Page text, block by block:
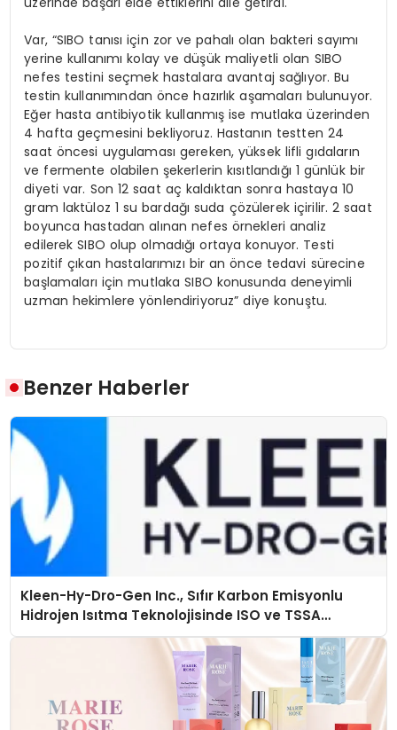
Var, “SIBO tanısı için zor ve pahalı olan bakteri sayımı
yerine kullanımı kolay ve düşük maliyetli olan SIBO
nefes testini seçmek hastalara avantaj sağlıyor. Bu
testin kullanımından önce hazırlık aşamaları bulunuyor.
Eğer hasta antibiyotik kullanmış ise mutlaka üzerinden
4 hafta geçmesini bekliyoruz. Hastanın testten 24
saat öncesi uygulaması gereken, yüksek lifli gıdaların
ve fermente olabilen şekerlerin kısıtlandığı 1 günlük bir
diyeti var. Son 12 saat aç kaldıktan sonra hastaya 10
gram laktüloz 1 su bardağı suda çözülerek içirilir. 2 saat
boyunca hastadan alınan nefes örnekleri analiz
edilerek SIBO olup olmadığı ortaya konuyor. Testi
pozitif çıkan hastalarımızı bir an önce tedavi sürecine
başlamaları için mutlaka SIBO konusunda deneyimli
uzman hekimlere yönlendiriyoruz” diye konuştu.
Benzer Haberler
Kleen-Hy-Dro-Gen Inc., Sıfır Karbon Emisyonlu
Hidrojen Isıtma Teknolojisinde ISO ve TSSA
Düzenleyici Onaylarını Aldı